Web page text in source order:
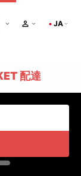
JA
配達